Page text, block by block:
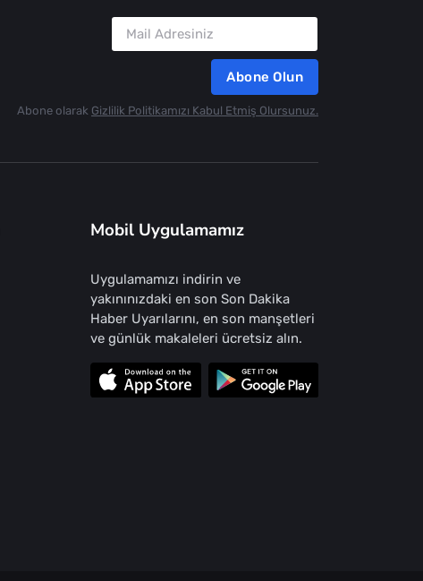
Abone Olun
Abone olarak Gizlilik Politikamızı Kabul Etmiş Olursunuz.
Mobil Uygulamamız
Uygulamamızı indirin ve
yakınınızdaki en son Son Dakika
Haber Uyarılarını, en son manşetleri
ve günlük makaleleri ücretsiz alın.